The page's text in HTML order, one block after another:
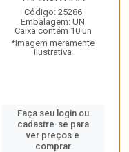
Código: 25286
Embalagem: UN
Caixa contém 10 un
*Imagem meramente
ilustrativa
Faça seu login ou
cadastre-se para
ver preços e
comprar